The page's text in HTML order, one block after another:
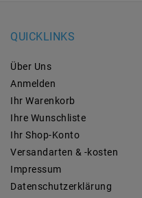
QUICKLINKS
Über Uns
Anmelden
Ihr Warenkorb
Ihre Wunschliste
Ihr Shop-Konto
Versandarten & -kosten
Impressum
Daten­schutz­erklärung